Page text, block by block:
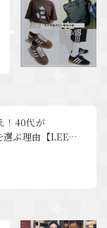
！40代が
ぶ理由【LEEマ